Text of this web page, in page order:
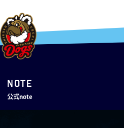
note
公式note